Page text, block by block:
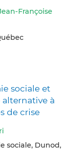
Françoise
sociale et
alternative à
de crise
sociale, Dunod,